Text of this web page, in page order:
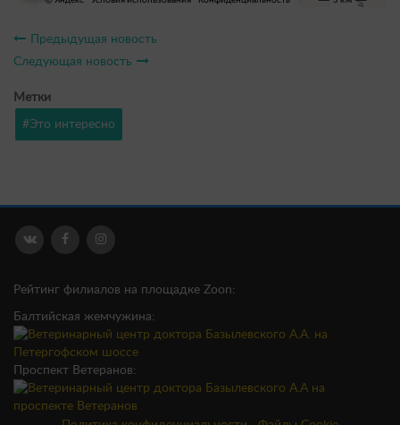
Предыдущая новость
Следующая новость
Метки
#Это интересно
Рейтинг филиалов на площадке Zoon:
Балтийская жемчужина:
Проспект Ветеранов: